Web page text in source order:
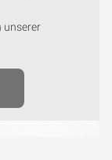
unserer